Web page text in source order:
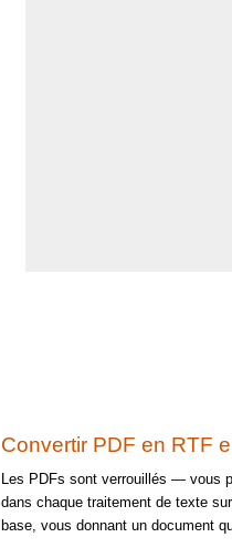
Convertir PDF en RTF
Les PDFs sont verrouillés — vous
dans chaque traitement de texte
base, vous donnant un document